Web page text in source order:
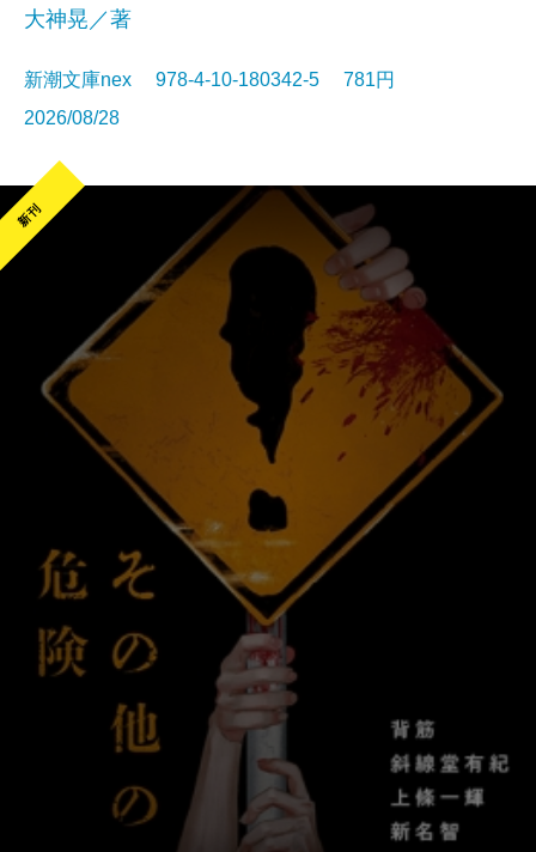
大神晃／著
新潮文庫nex 978-4-10-180342-5 781円
2026/08/28
新刊